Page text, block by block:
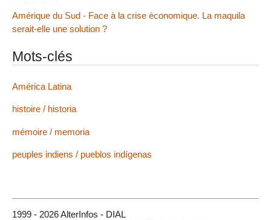
Amérique du Sud - Face à la crise économique. La maquila
serait-elle une solution ?
Mots-clés
América Latina
histoire / historia
mémoire / memoria
peuples indiens / pueblos indígenas
1999 - 2026 AlterInfos - DIAL